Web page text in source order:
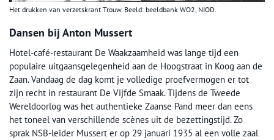
Het drukken van verzetskrant Trouw. Beeld: beeldbank WO2, NIOD.
Dansen bij Anton Mussert
Hotel-café-restaurant De Waakzaamheid was lange tijd een
populaire uitgaansgelegenheid aan de Hoogstraat in Koog aan de
Zaan. Vandaag de dag komt je volledige proefvermogen er tot
zijn recht in restaurant De Vijfde Smaak. Tijdens de Tweede
Wereldoorlog was het authentieke Zaanse Pand meer dan eens
het toneel van verschillende scènes uit de bezettingstijd. Zo
sprak NSB-leider Mussert er op 29 januari 1935 al een volle zaal